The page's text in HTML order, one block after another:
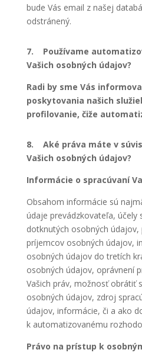
bude Vás email z našej
odstránený.
7. Používame
Vašich osobných údajov?
Radi by sme Vás
poskytovania našich
profilovanie, čiže
8. Aké práva máte v
Vašich osobných údajov?
Informácie o spracúvaní
Obsahom informácie sú
údaje prevádzkovateľa, účely
dotknutých osobných
príjemcov osobných údajov,
osobných údajov do tretích
osobných údajov, oprávnení
Vašich práv, možnosť obrátiť
osobných údajov, zdroj
údajov, informácie, či a ako
k automatizovanému
Právo na prístup k